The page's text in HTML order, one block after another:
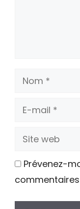
Nom
E-
Site
Prévenez-